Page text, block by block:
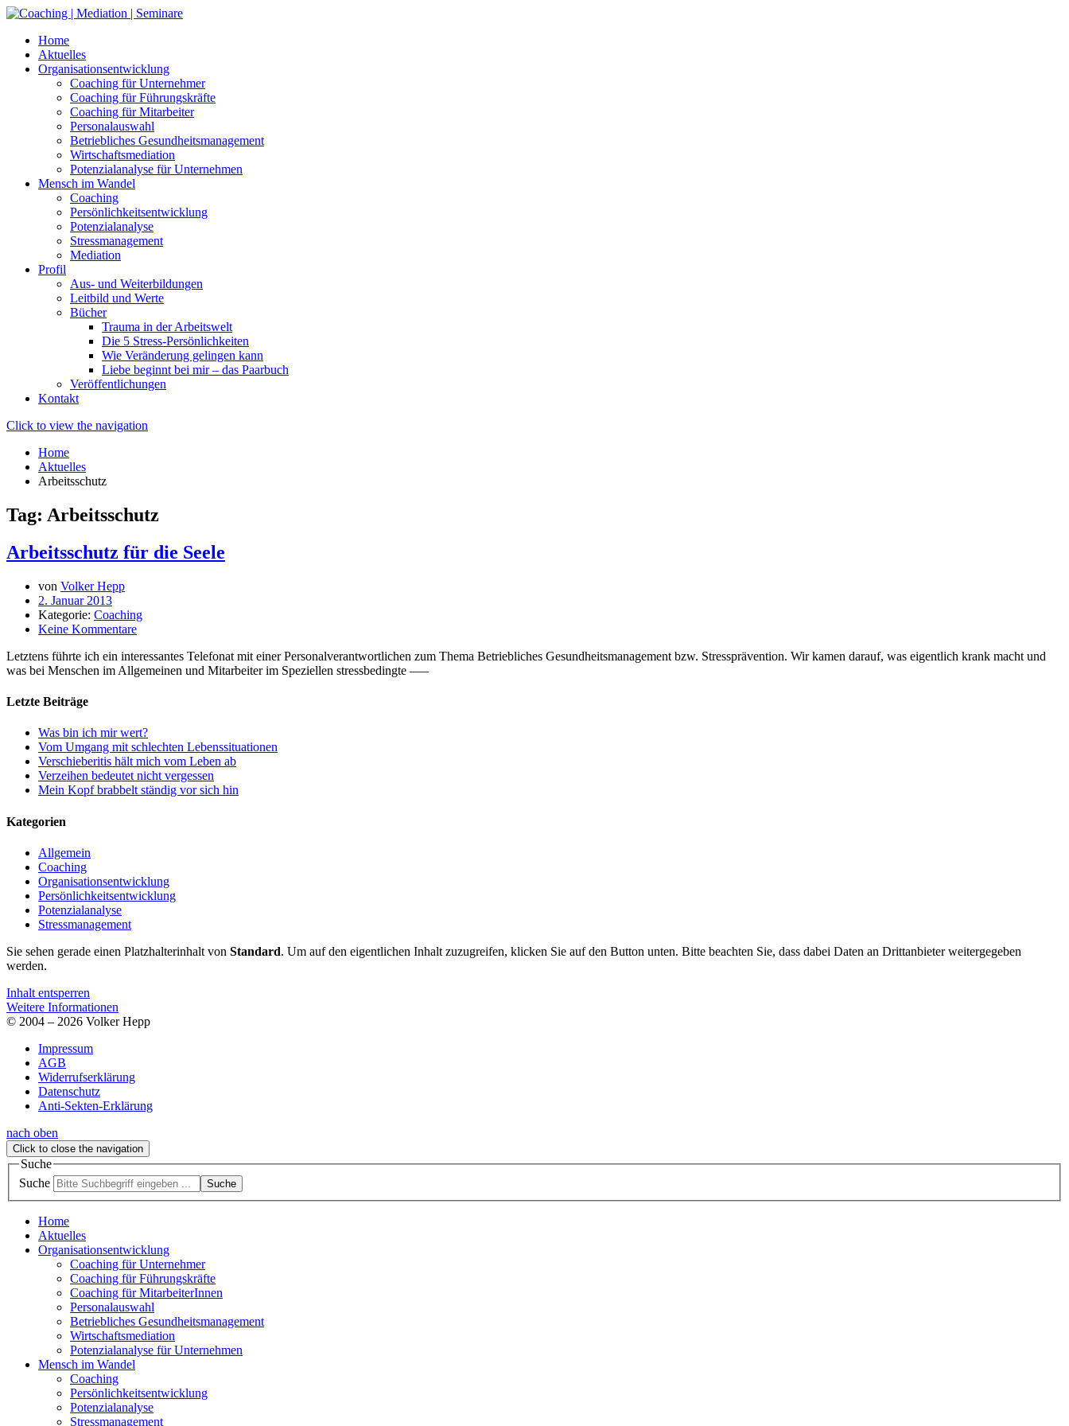
Skip
contentHome
Aktuelles
Organisationsentwicklung
Coaching für Unternehmer
Coaching für Führungskräfte
Coaching für Mitarbeiter
Personalauswahl
Betriebliches Gesundheitsmanagement
Wirtschaftsmediation
Potenzialanalyse für Unternehmen
Mensch im Wandel
Coaching
Persönlichkeitsentwicklung
Potenzialanalyse
Stressmanagement
Mediation
Profil
Aus- und Weiterbildungen
Leitbild und Werte
Bücher
Trauma in der Arbeitswelt
Die 5 Stress-Persönlichkeiten
Wie Veränderung gelingen kann
Liebe beginnt bei mir – das Paarbuch
Veröffentlichungen
Kontakt
Click to view the navigation
Home
Aktuelles
Arbeitsschutz
Tag: Arbeitsschutz
Arbeitsschutz für die Seele
von Volker Hepp
2. Januar 2013
Kategorie: Coaching
Keine Kommentare
Letztens führte ich ein interessantes Telefonat mit einer Personalverantwortlichen zum Thema Betriebliches Gesundheitsmanagement bzw. Stressprävention. Wir kamen darauf, was eigentlich krank macht und
was bei Menschen im Allgemeinen und Mitarbeiter im Speziellen stressbedingte —–
Letzte Beiträge
Was bin ich mir wert?
Vom Umgang mit schlechten Lebenssituationen
Verschieberitis hält mich vom Leben ab
Verzeihen bedeutet nicht vergessen
Mein Kopf brabbelt ständig vor sich hin
Kategorien
Allgemein
Coaching
Organisationsentwicklung
Persönlichkeitsentwicklung
Potenzialanalyse
Stressmanagement
Sie sehen gerade einen Platzhalterinhalt von Standard. Um auf den eigentlichen Inhalt zuzugreifen, klicken Sie auf den Button unten. Bitte beachten Sie, dass dabei Daten an Drittanbieter weitergegeben
werden.
Inhalt entsperren
Weitere Informationen
© 2004 – 2026 Volker Hepp
Impressum
AGB
Widerrufserklärung
Datenschutz
Anti-Sekten-Erklärung
nach oben
Click to close the navigation
Suche
Suche
Suche
Home
Aktuelles
Organisationsentwicklung
Coaching für Unternehmer
Coaching für Führungskräfte
Coaching für MitarbeiterInnen
Personalauswahl
Betriebliches Gesundheitsmanagement
Wirtschaftsmediation
Potenzialanalyse für Unternehmen
Mensch im Wandel
Coaching
Persönlichkeitsentwicklung
Potenzialanalyse
Stressmanagement